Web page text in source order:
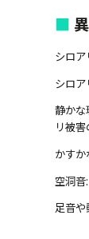
シロア
シロ
静かな
リ被
かす
空洞
足音